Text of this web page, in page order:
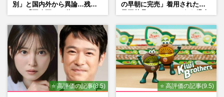
別」と国内外から異論…残さ
の早朝に完売」着用された地
⭐ 高評価の記事(8.5) ⭐ 高評価の記事(9.5)